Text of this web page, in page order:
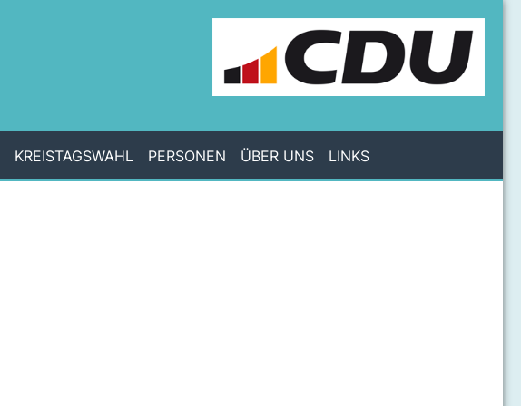
KREISTAGSWAHL PERSONEN ÜBER UNS LINKS